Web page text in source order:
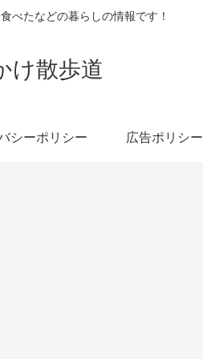
べたなどの暮らしの情報です！
け散歩道
シーポリシー 広告ポリシー